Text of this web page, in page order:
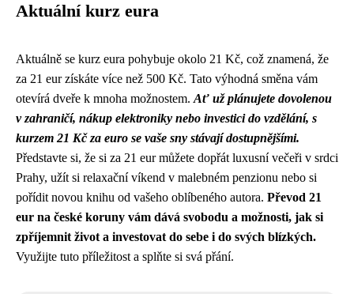
Aktuální kurz eura
Aktuálně se kurz eura pohybuje okolo 21 Kč, což znamená, že
za 21 eur získáte více než 500 Kč. Tato výhodná směna vám
otevírá dveře k mnoha možnostem. Ať už plánujete dovolenou
v zahraničí, nákup elektroniky nebo investici do vzdělání, s
kurzem 21 Kč za euro se vaše sny stávají dostupnějšími.
Představte si, že si za 21 eur můžete dopřát luxusní večeři v srdci
Prahy, užít si relaxační víkend v malebném penzionu nebo si
pořídit novou knihu od vašeho oblíbeného autora. Převod 21
eur na české koruny vám dává svobodu a možnosti, jak si
zpříjemnit život a investovat do sebe i do svých blízkých.
Využijte tuto příležitost a splňte si svá přání.